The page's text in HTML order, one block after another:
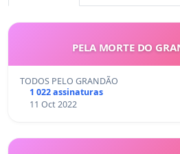
PELA MORTE DO
TODOS PELO GRANDÃO
1 022 assinaturas
11 Oct 2022